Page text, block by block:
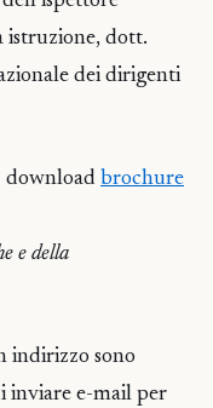
istruzione, dott.
dei dirigenti
download brochure
e della
indirizzo sono
inviare e-mail per